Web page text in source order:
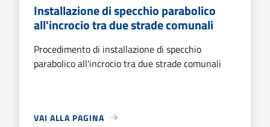
Installazione di specchio parabolico
all'incrocio tra due strade comunali
Procedimento di installazione di specchio
parabolico all'incrocio tra due strade comunali
VAI ALLA PAGINA